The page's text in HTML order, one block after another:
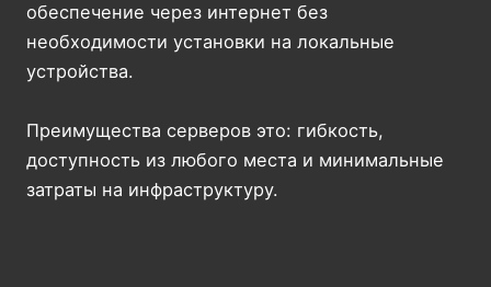
обеспечение через интернет без
необходимости установки на локальные
устройства.
Преимущества серверов это: гибкость,
доступность из любого места и минимальные
затраты на инфраструктуру.